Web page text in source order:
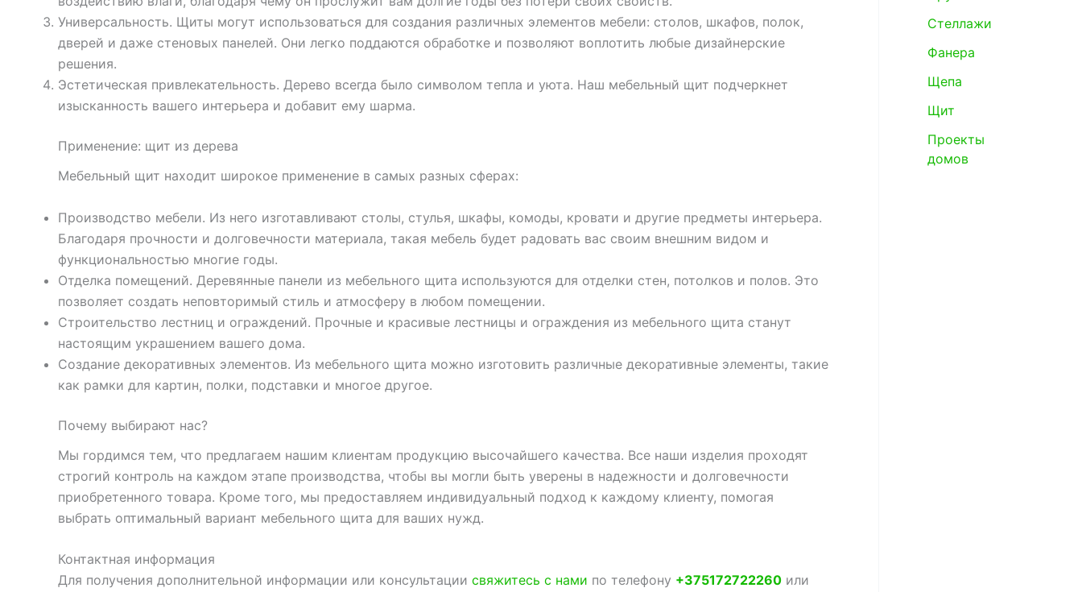
Универсальность. Щиты могут использоваться для создания различных элементов мебели: столов, шкафов, полок,
дверей и даже стеновых панелей. Они легко поддаются обработке и позволяют воплотить любые дизайнерские
решения.
Эстетическая привлекательность. Дерево всегда было символом тепла и уюта. Наш мебельный щит подчеркнет
изысканность вашего интерьера и добавит ему шарма.
Применение: щит из дерева
Мебельный щит находит широкое применение в самых разных сферах:
Производство мебели. Из него изготавливают столы, стулья, шкафы, комоды, кровати и другие предметы интерьера.
Благодаря прочности и долговечности материала, такая мебель будет радовать вас своим внешним видом и
функциональностью многие годы.
Отделка помещений. Деревянные панели из мебельного щита используются для отделки стен, потолков и полов. Это
позволяет создать неповторимый стиль и атмосферу в любом помещении.
Строительство лестниц и ограждений. Прочные и красивые лестницы и ограждения из мебельного щита станут
настоящим украшением вашего дома.
Создание декоративных элементов. Из мебельного щита можно изготовить различные декоративные элементы, такие
как рамки для картин, полки, подставки и многое другое.
Почему выбирают нас?
Мы гордимся тем, что предлагаем нашим клиентам продукцию высочайшего качества. Все наши изделия проходят
строгий контроль на каждом этапе производства, чтобы вы могли быть уверены в надежности и долговечности
приобретенного товара. Кроме того, мы предоставляем индивидуальный подход к каждому клиенту, помогая
выбрать оптимальный вариант мебельного щита для ваших нужд.
Контактная информация
Для получения дополнительной информации или консультации свяжитесь с нами по телефону +375172722260 или
Стеллажи
Фанера
Щепа
Щит
Проекты
домов